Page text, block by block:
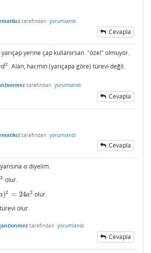
tarafından yorumlandı
Cevapla
yarıçap yerine çap kullanırsan "özel" olmuyor.
d2
d2. Alan, hacmin (yarıçapa göre) türevi değil.
tarafından yorumlandı
Cevapla
tarafından yorumlandı
Cevapla
a
a diyelim.
3 olur.
)2 = 24a2
=24 a2
olur.
olur.
tarafından yorumlandı
Cevapla